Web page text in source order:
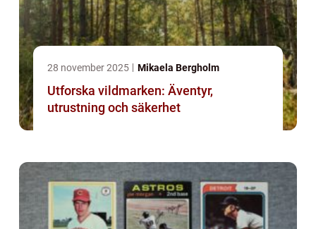
28 november 2025 Mikaela Bergholm
Utforska vildmarken: Äventyr,
utrustning och säkerhet